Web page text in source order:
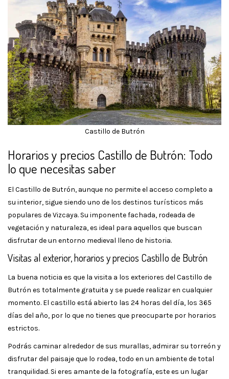
Castillo de Butrón
Horarios y precios Castillo de Butrón: Todo
lo que necesitas saber
El Castillo de Butrón, aunque no permite el acceso completo a
su interior, sigue siendo uno de los destinos turísticos más
populares de Vizcaya. Su imponente fachada, rodeada de
vegetación y naturaleza, es ideal para aquellos que buscan
disfrutar de un entorno medieval lleno de historia.
Visitas al exterior, horarios y precios Castillo de Butrón
La buena noticia es que la visita a los exteriores del Castillo de
Butrón es totalmente gratuita y se puede realizar en cualquier
momento. El castillo está abierto las 24 horas del día, los 365
días del año, por lo que no tienes que preocuparte por horarios
estrictos.
Podrás caminar alrededor de sus murallas, admirar su torreón y
disfrutar del paisaje que lo rodea, todo en un ambiente de total
tranquilidad. Si eres amante de la fotografía, este es un lugar